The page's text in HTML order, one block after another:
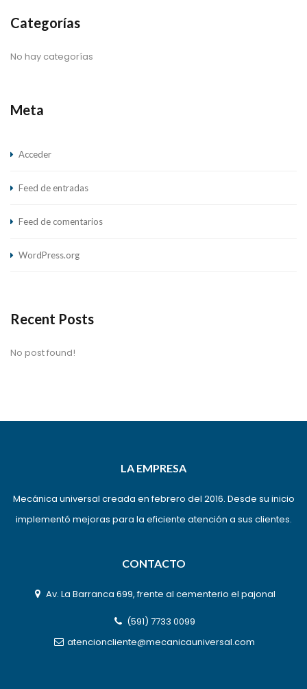
Categorías
No hay categorías
Meta
Acceder
Feed de entradas
Feed de comentarios
WordPress.org
Recent Posts
No post found!
LA EMPRESA
Mecánica universal creada en febrero del 2016. Desde su inicio
implementó mejoras para la eficiente atención a sus clientes.
CONTACTO
Av. La Barranca 699, frente al cementerio el pajonal
(591) 7733 0099
atencioncliente@mecanicauniversal.com